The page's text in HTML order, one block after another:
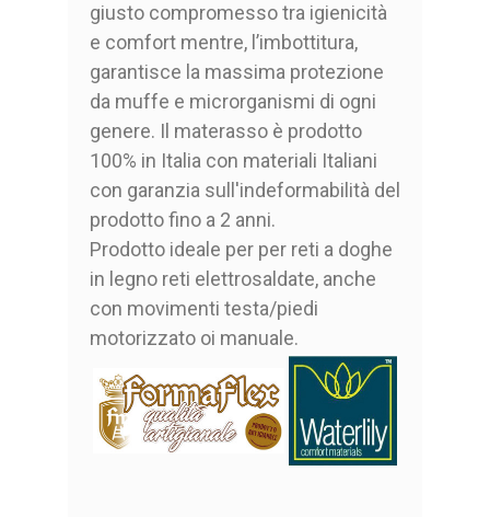
giusto compromesso tra igienicità
e comfort mentre, l’imbottitura,
garantisce la massima protezione
da muffe e microrganismi di ogni
genere. Il materasso è prodotto
100% in Italia con materiali Italiani
con garanzia sull'indeformabilità del
prodotto fino a 2 anni.
Prodotto ideale per per reti a doghe
in legno reti elettrosaldate, anche
con movimenti testa/piedi
motorizzato oi manuale.